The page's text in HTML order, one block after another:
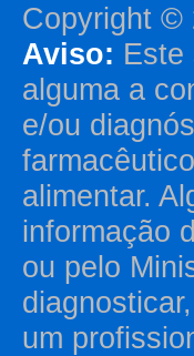
Copyright ©
Aviso: Este
alguma a
e/ou
alimentar.
informação
ou pelo
um